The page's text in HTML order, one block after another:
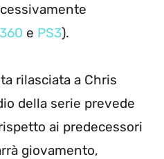
e PS3).
rilasciata a Chris
della serie prevede
ai predecessori
giovamento,